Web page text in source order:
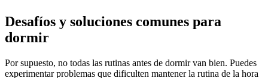
Desafíos y soluciones comunes para
dormir
Por supuesto, no todas las rutinas antes de dormir van bien. Puedes
experimentar problemas que dificulten mantener la rutina de la hora